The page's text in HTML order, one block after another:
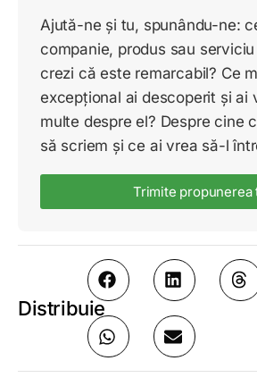
Ajută-ne și tu, spunându-ne:
companie, produs sau
crezi că este remarcabil? Ce
excepțional ai descoperit și ai
multe despre el? Despre cine
să scriem și ce ai vrea să-l
Trimite propunerea
Distribuie